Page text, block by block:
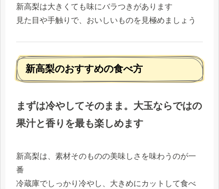
新高梨は大きくても味にバラつきがあります
見た目や手触りで、おいしいものを見極めましょう
新高梨のおすすめの食べ方
まずは冷やしてそのまま。大玉ならではの
果汁と香りを最も楽しめます
新高梨は、素材そのものの美味しさを味わうのが一
番
冷蔵庫でしっかり冷やし、大きめにカットして食べ